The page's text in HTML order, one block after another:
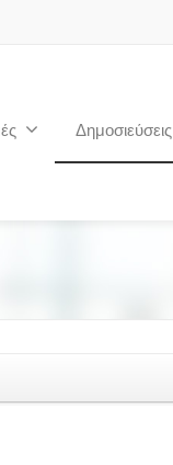
Δημοσιεύσεις